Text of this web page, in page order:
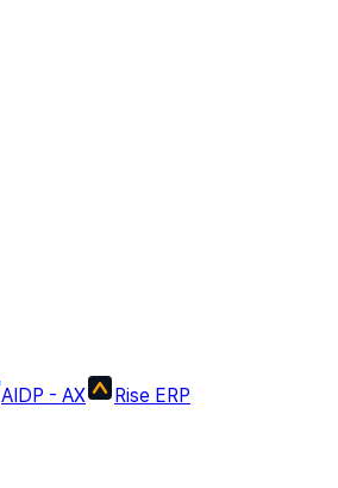
AIDP - AX Rise ERP